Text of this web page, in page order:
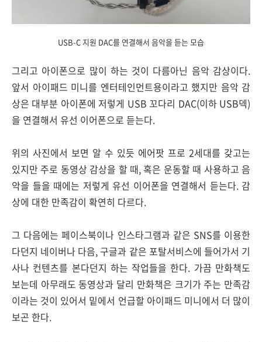
USB-C 지원 DAC를 연결해서 음악을 듣는 모습
그리고 아이폰으로 많이 하는 것이 다름아닌 음악 감상이다.
앞서 아이패드 미니를 엔터테인먼트용이라고 했지만 음악 감
상은 대부분 아이폰에 저렇게 USB 꼬다리 DAC(이하 USB덱)
을 연결해서 유선 이어폰으로 듣는다.
위의 사진에서 보면 알 수 있듯 에어팟 프로 2세대를 갖고는
있지만 주로 동영상 감상을 할 때, 혹은 운동할 때 사용하고 음
악을 들을 때에는 저렇게 유선 이어폰을 연결해서 듣는다. 감
상에 대한 만족감이 확연히 다르다.
그 다음에는 페이스북이나 인스타그램과 같은 SNS를 이용한
다던지 네이버나 다음, 구글과 같은 포탈서비스에 들어가서 기
사나 컨텐츠를 본다던지 하는 작업들을 한다. 가끔 만화책도
보는데 아무래도 동영상과 달리 만화책은 크기가 주는 만족감
이라는 것이 있어서 밑에서 언급할 아이패드 미니에서 더 많이
보곤 한다.